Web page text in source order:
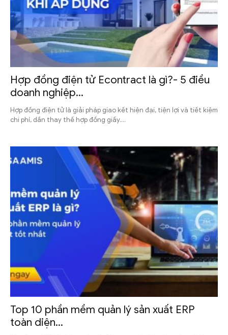
Hợp đồng điện tử Econtract là gì?- 5 điều
doanh nghiệp...
Hợp đồng điện tử là giải pháp giao kết hiện đại, tiện lợi và tiết kiệm
chi phí, dần thay thế hợp đồng giấy....
Top 10 phần mềm quản lý sản xuất ERP
toàn diện...